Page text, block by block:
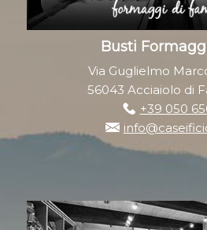
Busti
Via Guglielmo
56043 Acciaiolo di
+39 050